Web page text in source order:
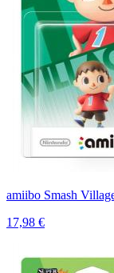
amiibo Smash
17,98 €